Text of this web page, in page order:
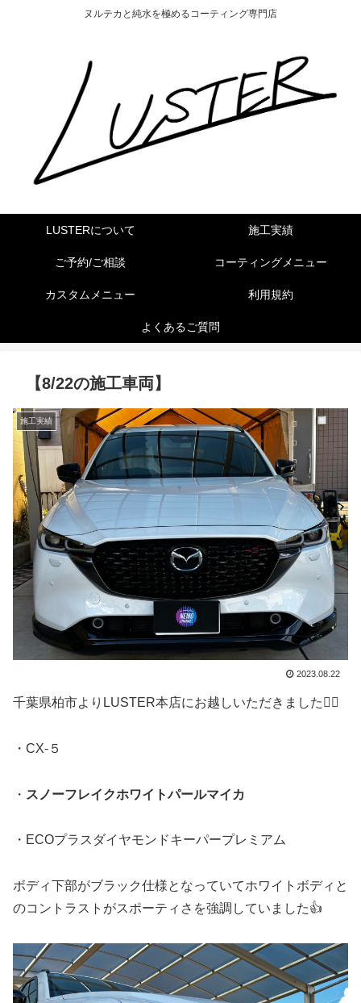
ヌルテカと純水を極めるコーティング専門店
LUSTERについて 施工実績
ご予約/ご相談 コーティングメニュー
カスタムメニュー 利用規約
よくあるご質問
【8/22の施工車両】
施工実績
2023.08.22
千葉県柏市よりLUSTER本店にお越しいただきました🙇‍♂️
・CX-５
・ スノーフレイクホワイトパールマイカ
・ECOプラスダイヤモンドキーパープレミアム
ボディ下部がブラック仕様となっていてホワイトボディと
のコントラストがスポーティさを強調していました👍